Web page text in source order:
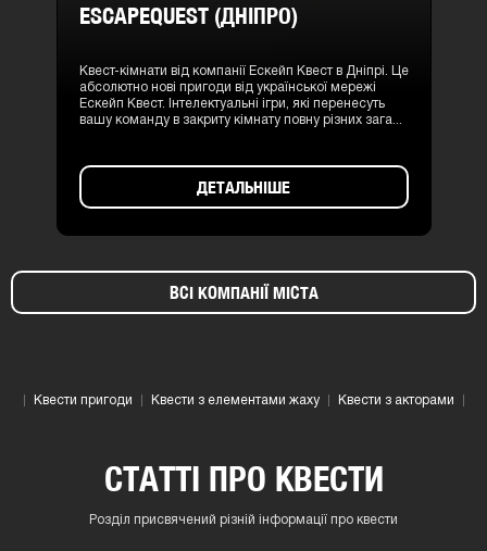
ESCAPEQUEST (ДНІПРО)
Квест-кімнати від компанії Ескейп Квест в Дніпрі. Це
абсолютно нові пригоди від української мережі
Ескейп Квест. Інтелектуальні ігри, які перенесуть
вашу команду в закриту кімнату повну різних зага...
ДЕТАЛЬНІШЕ
ВСІ КОМПАНІЇ МІСТА
Квести пригоди Квести з елементами жаху Квести з акторами
СТАТТІ ПРО КВЕСТИ
Розділ присвячений різній інформації про квести